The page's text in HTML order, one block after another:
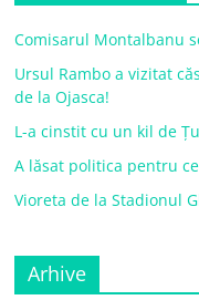
Comisarul Montalbanu
Ursul Rambo a vizitat
de la Ojasca!
L-a cinstit cu un kil de
A lăsat politica pentru
Vioreta de la Stadionul
Arhive